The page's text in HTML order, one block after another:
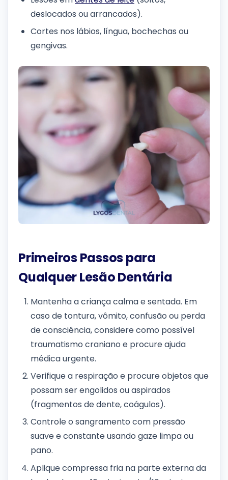
deslocados ou arrancados).
Cortes nos lábios, língua, bochechas ou
gengivas.
Primeiros Passos para
Qualquer Lesão Dentária
Mantenha a criança calma e sentada. Em
caso de tontura, vômito, confusão ou perda
de consciência, considere como possível
traumatismo craniano e procure ajuda
médica urgente.
Verifique a respiração e procure objetos que
possam ser engolidos ou aspirados
(fragmentos de dente, coágulos).
Controle o sangramento com pressão
suave e constante usando gaze limpa ou
pano.
Aplique compressa fria na parte externa da